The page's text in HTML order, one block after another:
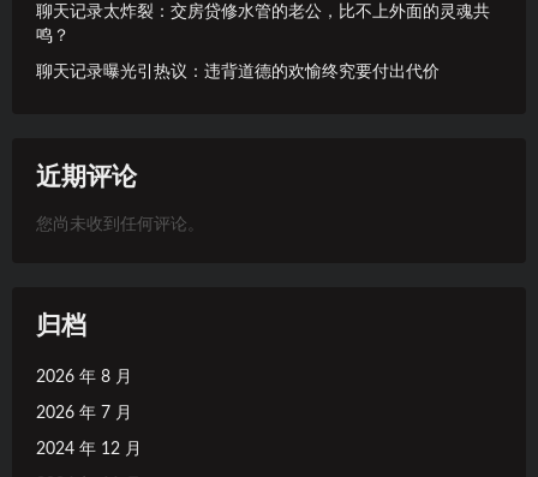
聊天记录太炸裂：交房贷修水管的老公，比不上外面的灵魂共
鸣？
聊天记录曝光引热议：违背道德的欢愉终究要付出代价
近期评论
您尚未收到任何评论。
归档
2026 年 8 月
2026 年 7 月
2024 年 12 月